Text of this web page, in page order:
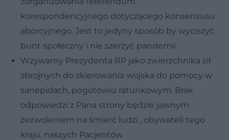
korespondencyjnego dotyczącego konsensusu
aborcyjnego. Jest to jedyny sposób by wyciszyć
bunt społeczny i nie szerzyć pandemii.
Wzywamy Prezydenta RP jako zwierzchnika sił
zbrojnych do skierowania wojska do pomocy w
sanepidach, pogotowiu ratunkowym. Brak
odpowiedzi z Pana strony będzie jawnym
zezwoleniem na śmierć ludzi , obywateli tego
kraju, naszych Pacjentów.